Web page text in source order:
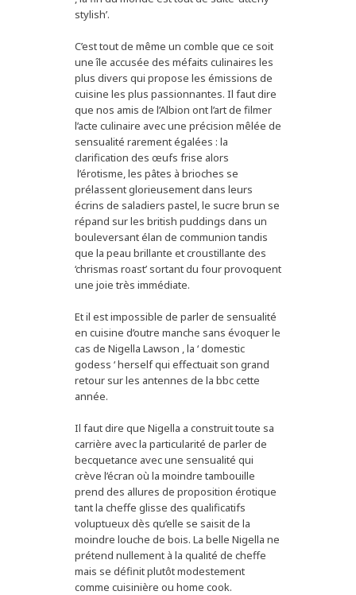
stylish’.
C’est tout de même un comble que ce soit
une île accusée des méfaits culinaires les
plus divers qui propose les émissions de
cuisine les plus passionnantes. Il faut dire
que nos amis de l’Albion ont l’art de filmer
l’acte culinaire avec une précision mêlée de
sensualité rarement égalées : la
clarification des œufs frise alors
l’érotisme, les pâtes à brioches se
prélassent glorieusement dans leurs
écrins de saladiers pastel, le sucre brun se
répand sur les british puddings dans un
bouleversant élan de communion tandis
que la peau brillante et croustillante des
‘chrismas roast’ sortant du four provoquent
une joie très immédiate.
Et il est impossible de parler de sensualité
en cuisine d’outre manche sans évoquer le
cas de Nigella Lawson , la ‘ domestic
godess ‘ herself qui effectuait son grand
retour sur les antennes de la bbc cette
année.
Il faut dire que Nigella a construit toute sa
carrière avec la particularité de parler de
becquetance avec une sensualité qui
crève l’écran où la moindre tambouille
prend des allures de proposition érotique
tant la cheffe glisse des qualificatifs
voluptueux dès qu’elle se saisit de la
moindre louche de bois. La belle Nigella ne
prétend nullement à la qualité de cheffe
mais se définit plutôt modestement
comme cuisinière ou home cook.